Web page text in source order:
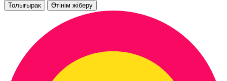
Толығырак Өтінім жіберу